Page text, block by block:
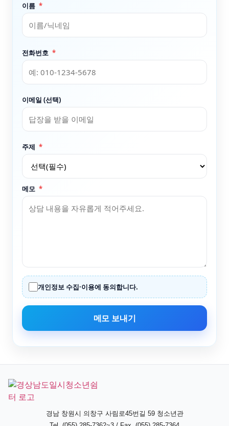
이름 *
전화번호 *
이메일 (선택)
주제 *
메모 *
개인정보 수집·이용에 동의합니다.
메모 보내기
경남 창원시 의창구 사림로45번길 59 청소년관